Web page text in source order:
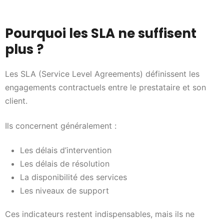
Pourquoi les SLA ne suffisent
plus ?
Les SLA (Service Level Agreements) définissent les
engagements contractuels entre le prestataire et son
client.
Ils concernent généralement :
Les délais d’intervention
Les délais de résolution
La disponibilité des services
Les niveaux de support
Ces indicateurs restent indispensables, mais ils ne